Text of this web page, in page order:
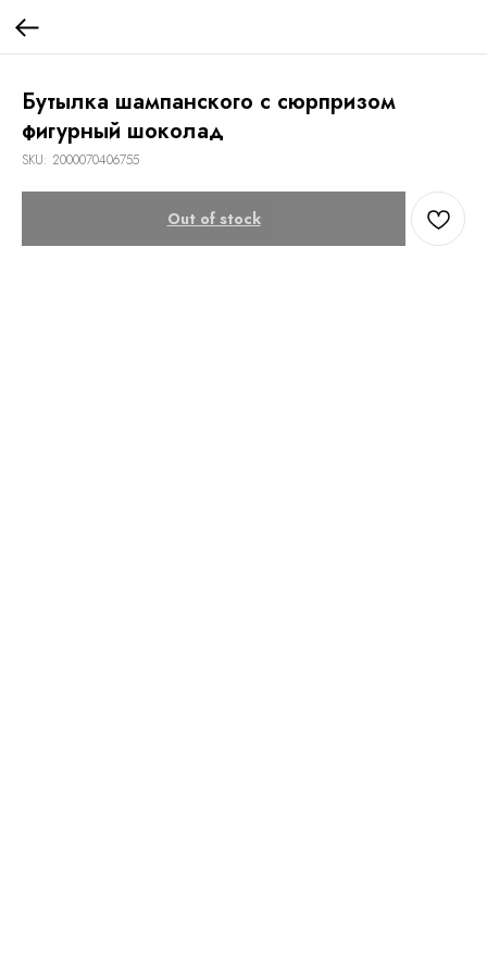
Бутылка шампанского с сюрпризом
фигурный шоколад
SKU: 2000070406755
Out of stock